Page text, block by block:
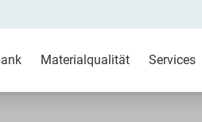
Materialqualität Services